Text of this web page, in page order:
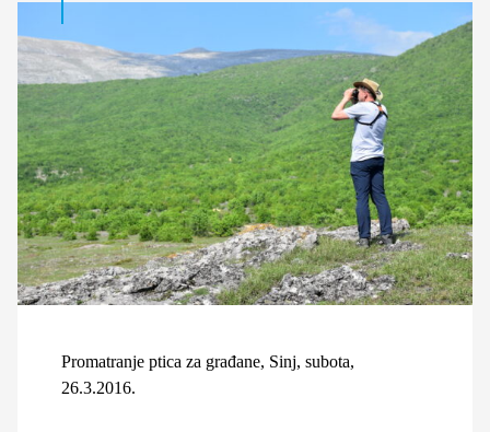
Promatranje ptica za građane, Sinj, subota,
26.3.2016.